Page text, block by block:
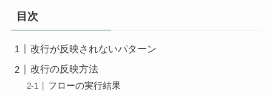
目次
改行が反映されないパターン
改行の反映方法
フローの実行結果